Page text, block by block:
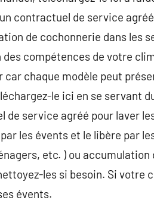
contractuel de service
de cochonnerie dans les
compétences de votre
car chaque modèle peut
le ici en se servant
de service agréé pour laver
par les évents et le libère par
etc. ) ou accumulation
les si besoin. Si votre
évents.